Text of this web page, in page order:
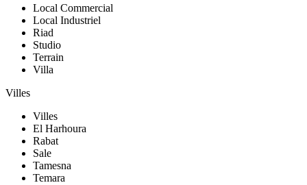
Local Commercial
Local Industriel
Riad
Studio
Terrain
Villa
Villes
Villes
El Harhoura
Rabat
Sale
Tamesna
Temara